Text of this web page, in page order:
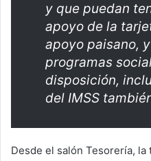
y que puedan
apoyo de la
apoyo paisano,
programas
disposición,
del IMSS
Desde el salón Tesorería,